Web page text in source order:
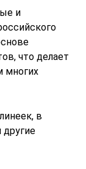
и
что делает
многих
в